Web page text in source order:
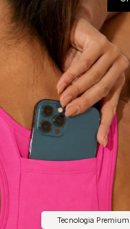
Tecnologia Premium